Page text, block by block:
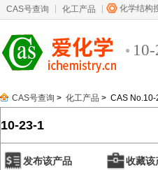
CAS号查询 化工产品 化学结构
CAS号查询 > 化工产品 > CAS No.10-
10-23-1
发布该产品 收藏该